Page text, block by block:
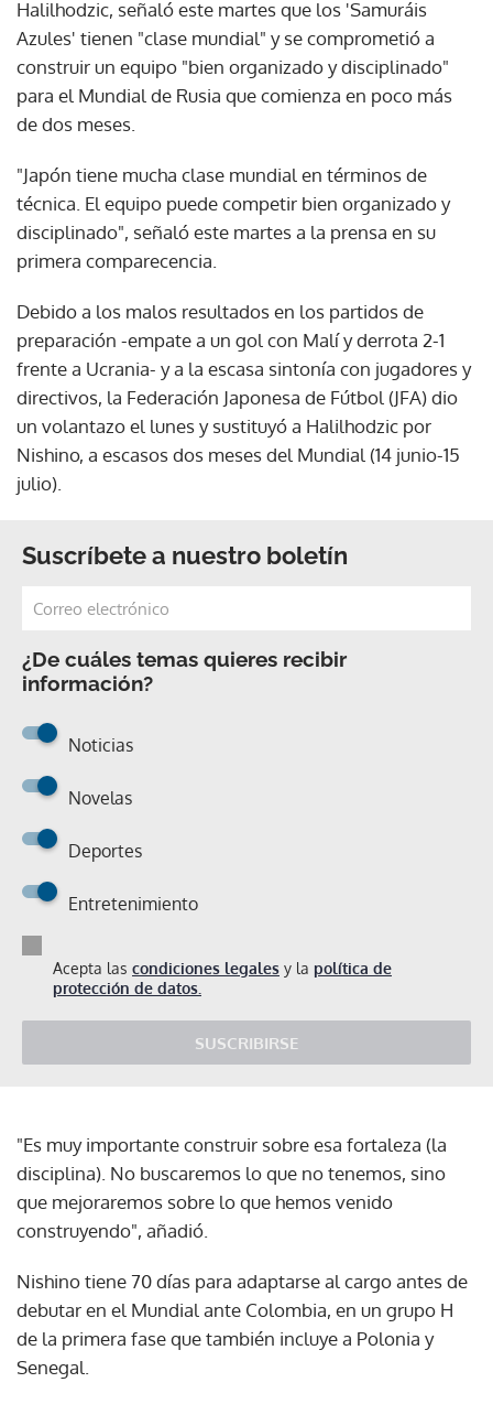
Halilhodzic, señaló este martes que los 'Samuráis
Azules' tienen "clase mundial" y se comprometió a
construir un equipo "bien organizado y disciplinado"
para el Mundial de Rusia que comienza en poco más
de dos meses.
"Japón tiene mucha clase mundial en términos de
técnica. El equipo puede competir bien organizado y
disciplinado", señaló este martes a la prensa en su
primera comparecencia.
Debido a los malos resultados en los partidos de
preparación -empate a un gol con Malí y derrota 2-1
frente a Ucrania- y a la escasa sintonía con jugadores y
directivos, la Federación Japonesa de Fútbol (JFA) dio
un volantazo el lunes y sustituyó a Halilhodzic por
Nishino, a escasos dos meses del Mundial (14 junio-15
julio).
Suscríbete a nuestro boletín
¿De cuáles temas quieres recibir
información?
Noticias
Novelas
Deportes
Entretenimiento
Acepta las condiciones legales y la política de
protección de datos.
SUSCRIBIRSE
"Es muy importante construir sobre esa fortaleza (la
disciplina). No buscaremos lo que no tenemos, sino
que mejoraremos sobre lo que hemos venido
construyendo", añadió.
Nishino tiene 70 días para adaptarse al cargo antes de
debutar en el Mundial ante Colombia, en un grupo H
de la primera fase que también incluye a Polonia y
Senegal.